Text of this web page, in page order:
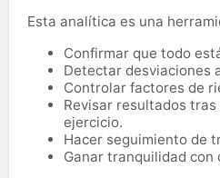
Esta analítica es una
Confirmar que todo
Detectar desviaciones
Controlar factores de
Revisar resultados
ejercicio.
Hacer seguimiento de
Ganar tranquilidad con